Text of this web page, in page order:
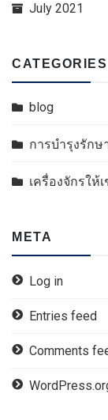
July 2021
CATEGORIES
blog
การบำรุงรักษ
เครื่องจักรให้
META
Log in
Entries feed
Comments